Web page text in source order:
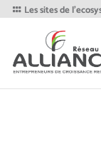
Les sites de